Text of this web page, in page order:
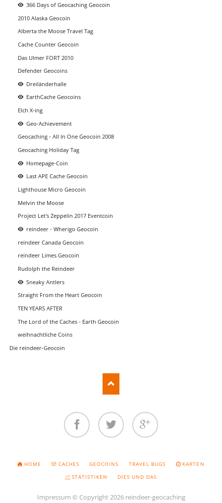
366 Days of Geocaching Geocoin
2010 Alaska Geocoin
Alberta the Moose Travel Tag
Cache Counter Geocoin
Das Ulmer FORT 2010
Defender Geocoins
Dreiländerhalle
EarthCache Geocoins
Elch X-ing
Geo-Achievement
Geocaching - All In One Geocoin 2008
Geocaching Holiday Tag
Homepage-Coin
Last APE Cache Geocoin
Lighthouse Micro Geocoin
Melvin the Moose
Project Let's Zeppelin 2017 Eventcoin
reindeer - Wherigo Geocoin
reindeer Canada Geocoin
reindeer Limes Geocoin
Rudolph the Reindeer
Sneaky Antlers
Straight From the Heart Geocoin
TEN YEARS AFTER
The Lord of the Caches - Earth Geocoin
weihnachtliche Coins
Die reindeer-Geocoin
NAVIGATION
ÜBERSPRINGEN
HOME CACHES GEOCOINS TRAVEL BUGS
KARTEN
STATISTIKEN
DIES UND DAS
Impressum © Copyright 2026 reindeer-geocaching